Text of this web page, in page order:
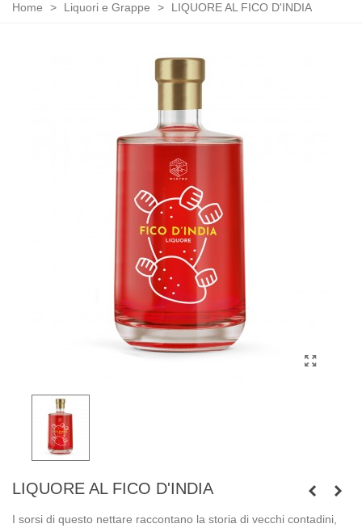
Home > Liquori e Grappe > LIQUORE AL FICO D'INDIA
LIQUORE AL FICO D'INDIA
I sorsi di questo nettare raccontano la storia di vecchi contadini,